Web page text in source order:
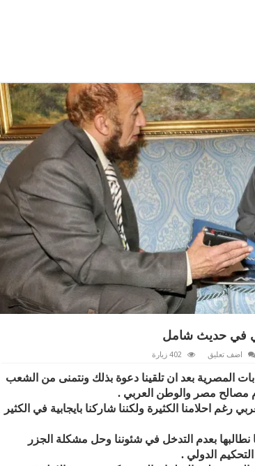
في حديث شامل
اضف تعليق 402 زيارة
المصرية بعد ان تلقينا دعوة بذلك ونتمنى من الشعب
مصالح مصر والوطن العربي .
رغم احلامنا الكثيرة ولكننا شاركنا بايجابية في الكثير
نطالبها بعدم التدخل في شئوننا وحل مشكلة الجزر
الدولي .